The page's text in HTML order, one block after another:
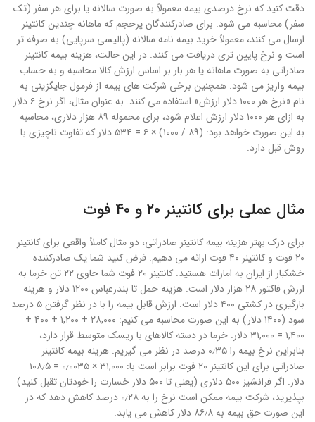
دقت کنید که نرخ درصدی بیمه معمولاً به صورت سالانه یا برای هر سفر (تک
سفر) محاسبه می شود. برای صادرکنندگان پرحجم که ماهانه چندین کانتینر
ارسال می کنند، معمولاً خرید بیمه نامه سالانه (پالیسی سرپایی) به صرفه تر
است و نرخ پایین تری دریافت می کنند. در این حالت، هزینه بیمه کانتینر
صادراتی به صورت ماهانه یا هر بار بر اساس ارزش کالا محاسبه و به حساب
بیمه واریز می شود. همچنین برخی شرکت های بیمه از فرمول جایگزینی به
نام «نرخ هر ۱۰۰۰ دلار ارزش» استفاده می کنند. به عنوان مثال، اگر نرخ ۶ دلار
به ازای هر ۱۰۰۰ دلار ارزش اعلام شود، برای محموله ۸۹ هزار دلاری، محاسبه
به این صورت خواهد بود: (۸۹ / ۱۰۰۰) × ۶ = ۵۳۴ دلار که تفاوت ناچیزی با
روش قبل دارد.
مثال عملی برای کانتینر ۲۰ و ۴۰ فوت
برای درک بهتر هزینه بیمه کانتینر صادراتی، دو مثال کاملاً واقعی برای کانتینر
۲۰ فوت و کانتینر ۴۰ فوت ارائه می دهیم. فرض کنید شما یک صادرکننده
خشکبار از ایران به امارات هستید. کانتینر ۲۰ فوت شما حاوی ۲۲ تن خرما به
ارزش فاکتور ۲۸ هزار دلار است. هزینه حمل تا بندرعباس ۱۲۰۰ دلار و هزینه
بارگیری در کشتی ۴۰۰ دلار است. ارزش قابل بیمه را با در نظر گرفتن ۵ درصد
سود (۱۴۰۰ دلار) به این صورت محاسبه می کنیم: ۲۸,۰۰۰ + ۱,۲۰۰ + ۴۰۰ +
۱,۴۰۰ = ۳۱,۰۰۰ دلار. خرما در دسته کالاهای با ریسک متوسط قرار دارد،
بنابراین نرخ بیمه را ۰٫۳۵ درصد در نظر می گیریم. هزینه بیمه کانتینر
صادراتی برای این کانتینر ۲۰ فوت برابر است با: ۳۱,۰۰۰ × ۰٫۰۰۳۵ = ۱۰۸٫۵
دلار. اگر فرانشیز ۵۰۰ دلاری (یعنی تا ۵۰۰ دلار خسارت را خودتان تقبل کنید)
بپذیرید، شرکت بیمه ممکن است نرخ را به ۰٫۲۸ درصد کاهش دهد که در
این صورت حق بیمه به ۸۶٫۸ دلار کاهش می یابد.